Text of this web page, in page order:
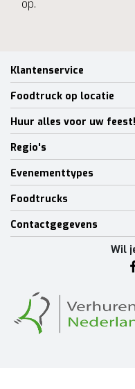
op.
Klantenservice
Foodtruck op locatie
Huur alles voor uw feest!
Regio's
Evenementtypes
Foodtrucks
Contactgegevens
Wil